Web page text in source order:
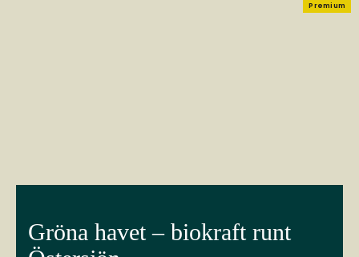
Premium
Gröna havet – biokraft runt